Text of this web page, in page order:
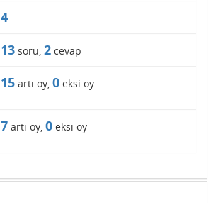
4
13 soru, 2 cevap
15 artı oy, 0 eksi oy
7 artı oy, 0 eksi oy